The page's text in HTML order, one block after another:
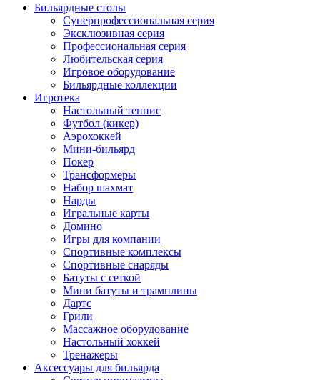
Бильярдные столы
Суперпрофессиональная серия
Эксклюзивная серия
Профессиональная серия
Любительская серия
Игровое оборудование
Бильярдные коллекции
Игротека
Настольный теннис
Футбол (кикер)
Аэрохоккей
Мини-бильярд
Покер
Трансформеры
Набор шахмат
Нарды
Игральные карты
Домино
Игры для компании
Спортивные комплексы
Спортивные снаряды
Батуты с сеткой
Мини батуты и трамплины
Дартс
Грили
Массажное оборудование
Настольный хоккей
Тренажеры
Аксессуары для бильярда